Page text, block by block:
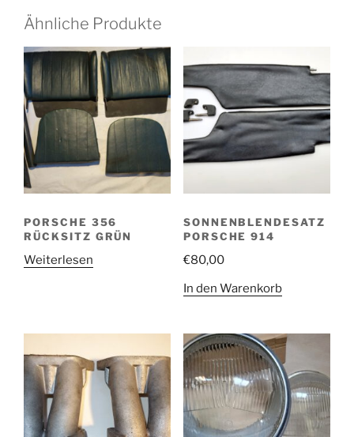
Ähnliche Produkte
PORSCHE 356
RÜCKSITZ GRÜN
Weiterlesen
SONNENBLENDESATZ
PORSCHE 914
€80,00
In den Warenkorb